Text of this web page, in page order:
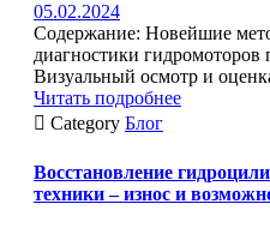
05.02.2024
Содержание: Новейшие
диагностики гидромоторов
Визуальный осмотр и
Читать подробнее
 Category Блог
Восстановление
техники – износ и